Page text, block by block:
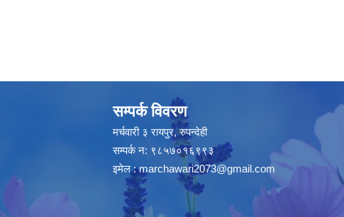
सम्पर्क विवरण
मर्चवारी ३ रायपुर, रुपन्देही
सम्पर्क न: ९८५७०१६९९३
इमेल :marchawari2073@gmail.com